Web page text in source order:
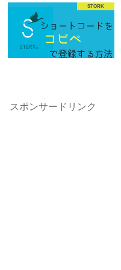
STORK
スポンサードリンク